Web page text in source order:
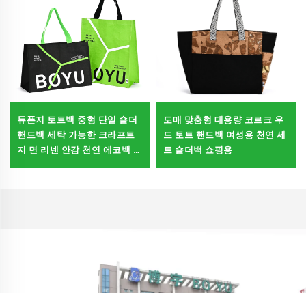
듀폰지 토트백 중형 단일 숄더
핸드백 세탁 가능한 크라프트
지 면 리넨 안감 천연 에코백 식
도매 맞춤형 대용량 코르크 우
드 토트 핸드백 여성용 천연 세
트 숄더백 쇼핑용